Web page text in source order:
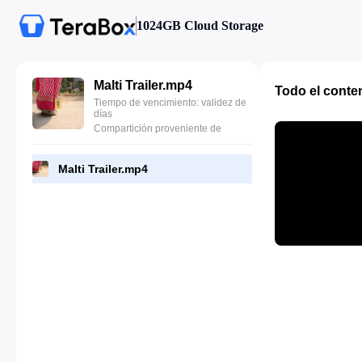
1024GB Cloud Storage
Malti Trailer.mp4
Tiempo de vencimiento: validez de
días
Compartición proveniente de
Malti Trailer.mp4
Todo el